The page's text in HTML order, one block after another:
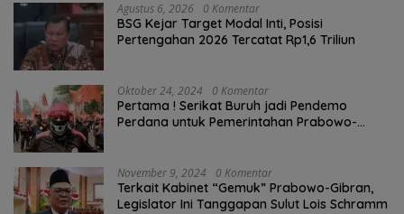
Agustus 6, 2026 0 Komentar
BSG Kejar Target Modal Inti, Posisi
Pertengahan 2026 Tercatat Rp1,6 Triliun
Oktober 24, 2024 0 Komentar
Pertama ! Serikat Buruh jadi Pendemo
Perdana untuk Pemerintahan Prabowo-
November 9, 2024 0 Komentar
Terkait Kabinet “Gemuk” Prabowo-Gibran,
Legislator Ini Tanggapan Sulut Lois Schramm